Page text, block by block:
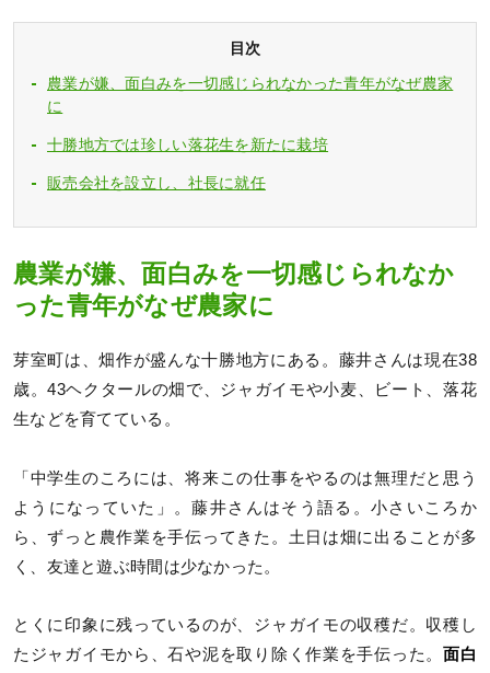
目次
農業が嫌、面白みを一切感じられなかった青年がなぜ農家
に
十勝地方では珍しい落花生を新たに栽培
販売会社を設立し、社長に就任
農業が嫌、面白みを一切感じられなか
った青年がなぜ農家に
芽室町は、畑作が盛んな十勝地方にある。藤井さんは現在38
歳。43ヘクタールの畑で、ジャガイモや小麦、ビート、落花
生などを育てている。
「中学生のころには、将来この仕事をやるのは無理だと思う
ようになっていた」。藤井さんはそう語る。小さいころか
ら、ずっと農作業を手伝ってきた。土日は畑に出ることが多
く、友達と遊ぶ時間は少なかった。
とくに印象に残っているのが、ジャガイモの収穫だ。収穫し
たジャガイモから、石や泥を取り除く作業を手伝った。 面白